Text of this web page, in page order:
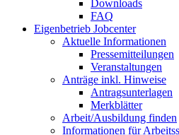
Downloads
FAQ
Eigenbetrieb Jobcenter
Aktuelle Informationen
Pressemitteilungen
Veranstaltungen
Anträge inkl. Hinweise
Antragsunterlagen
Merkblätter
Arbeit/Ausbildung finden
Informationen für